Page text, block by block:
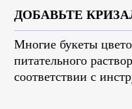
ДОБАВЬТЕ
Многие букеты
питательного
соответствии с